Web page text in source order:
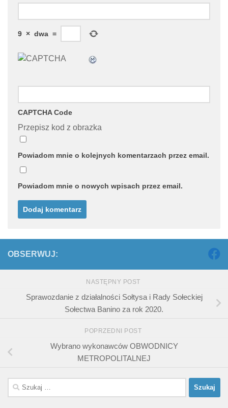
9 × dwa =
CAPTCHA Code
Przepisz kod z obrazka
Powiadom mnie o kolejnych komentarzach przez email.
Powiadom mnie o nowych wpisach przez email.
OBSERWUJ:
NASTĘPNY POST
Sprawozdanie z działalności Sołtysa i Rady Sołeckiej
Sołectwa Banino za rok 2020.
POPRZEDNI POST
Wybrano wykonawców OBWODNICY
METROPOLITALNEJ
Szukaj: